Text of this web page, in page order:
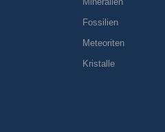
Fossilien
Meteoriten
Kristalle